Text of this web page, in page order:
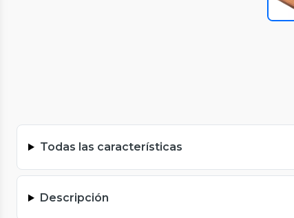
Todas las características
Descripción